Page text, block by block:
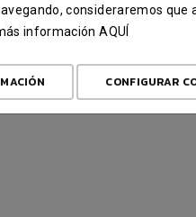
/ JORNADA 7consideraremos
informaciónAQUÍ
CONFIGURAR